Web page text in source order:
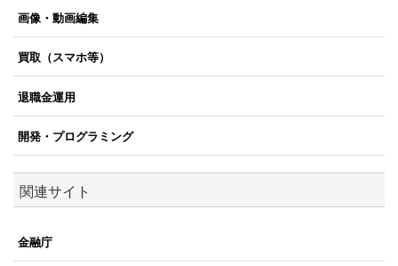
画像・動画編集
買取（スマホ等）
退職金運用
開発・プログラミング
関連サイト
金融庁